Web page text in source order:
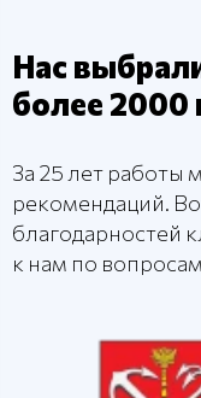
Нас
более 2000
За 25 лет работы
рекомендаций.
благодарностей
к нам по